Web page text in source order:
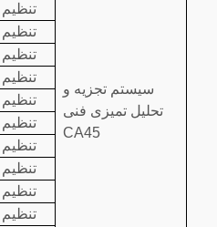
سیستم تجزیه و
تحلیل تمیزی فنی
CA45
تنظیم
تنظیم
تنظیم
تنظیم
تنظیم
تنظیم
تنظیم
تنظیم
تنظیم
تنظیم